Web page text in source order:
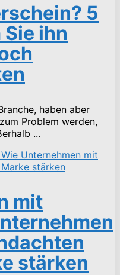
5
ihn
haben aber
Problem werden,
...
mit
stärken